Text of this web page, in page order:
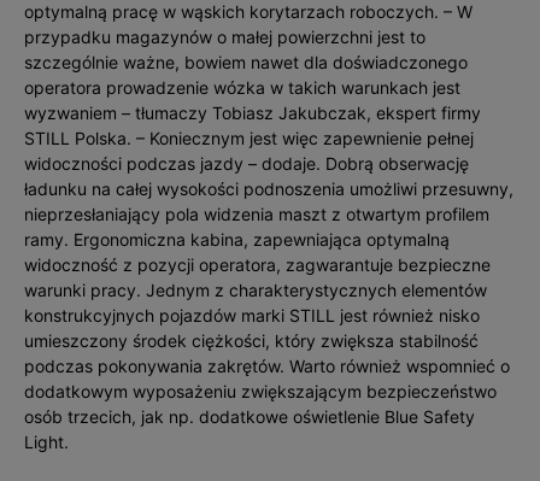
optymalną pracę w wąskich korytarzach roboczych. – W
przypadku magazynów o małej powierzchni jest to
szczególnie ważne, bowiem nawet dla doświadczonego
operatora prowadzenie wózka w takich warunkach jest
wyzwaniem – tłumaczy Tobiasz Jakubczak, ekspert firmy
STILL Polska. – Koniecznym jest więc zapewnienie pełnej
widoczności podczas jazdy – dodaje. Dobrą obserwację
ładunku na całej wysokości podnoszenia umożliwi przesuwny,
nieprzesłaniający pola widzenia maszt z otwartym profilem
ramy. Ergonomiczna kabina, zapewniająca optymalną
widoczność z pozycji operatora, zagwarantuje bezpieczne
warunki pracy. Jednym z charakterystycznych elementów
konstrukcyjnych pojazdów marki STILL jest również nisko
umieszczony środek ciężkości, który zwiększa stabilność
podczas pokonywania zakrętów. Warto również wspomnieć o
dodatkowym wyposażeniu zwiększającym bezpieczeństwo
osób trzecich, jak np. dodatkowe oświetlenie Blue Safety
Light.